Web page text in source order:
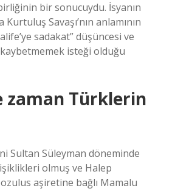
bir sonucuydu. İsyanın
Savaşı’nın anlamının
sadakat” düşüncesi ve
isteği olduğu
zaman Türklerin
Sultan Süleyman döneminde
olmuş ve Halep
aşiretine bağlı Mamalu